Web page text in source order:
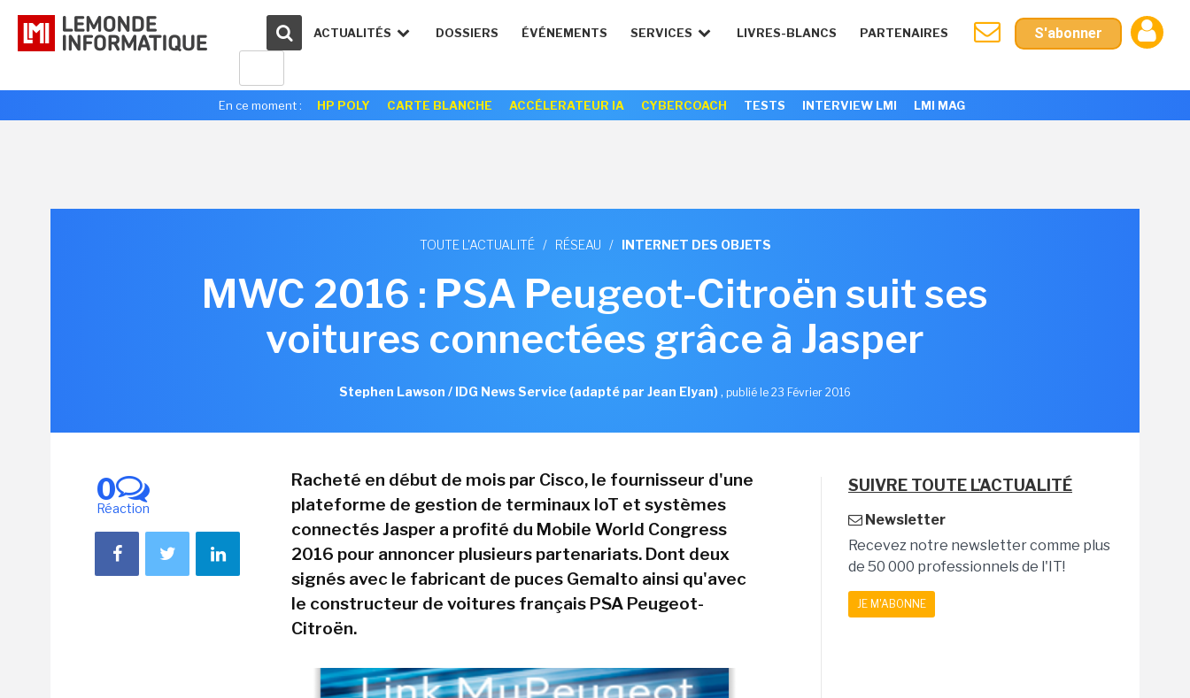
ACTUALITÉS DOSSIERS ÉVÉNEMENTS SERVICES LIVRES-BLANCS PARTENAIRES S'abonner
En ce moment : HP POLY CARTE BLANCHE ACCÉLERATEUR IA CYBERCOACH TESTS INTERVIEW LMI LMI MAG
TOUTE L'ACTUALITÉ / RÉSEAU / INTERNET DES OBJETS
MWC 2016 : PSA Peugeot-Citroën suit ses
voitures connectées grâce à Jasper
Stephen Lawson / IDG News Service (adapté par Jean Elyan), publié le 23 Février 2016
0
Réaction
Racheté en début de mois par Cisco, le fournisseur d'une
plateforme de gestion de terminaux IoT et systèmes
connectés Jasper a profité du Mobile World Congress
2016 pour annoncer plusieurs partenariats. Dont deux
signés avec le fabricant de puces Gemalto ainsi qu'avec
le constructeur de voitures français PSA Peugeot-
Citroën.
SUIVRE TOUTE L'ACTUALITÉ
Newsletter
Recevez notre newsletter comme plus
de 50 000 professionnels de l'IT!
JE M'ABONNE